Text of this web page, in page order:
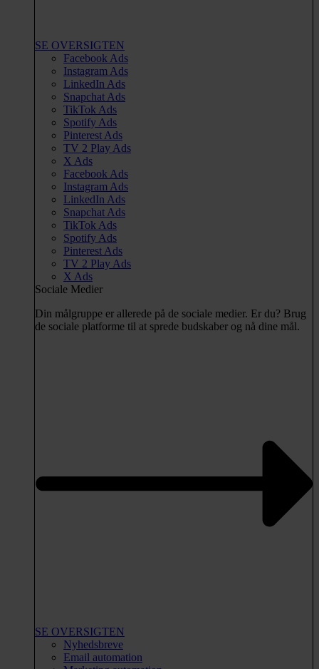
SE OVERSIGTEN
Facebook Ads
Instagram Ads
LinkedIn Ads
Snapchat Ads
TikTok Ads
Spotify Ads
Pinterest Ads
TV 2 Play Ads
X Ads
Facebook Ads
Instagram Ads
LinkedIn Ads
Snapchat Ads
TikTok Ads
Spotify Ads
Pinterest Ads
TV 2 Play Ads
X Ads
Sociale Medier
Din målgruppe er allerede på de sociale medier. Er du? Brug
de sociale platforme til at sprede budskaber og nå dine mål.
SE OVERSIGTEN
Nyhedsbreve
Email automation